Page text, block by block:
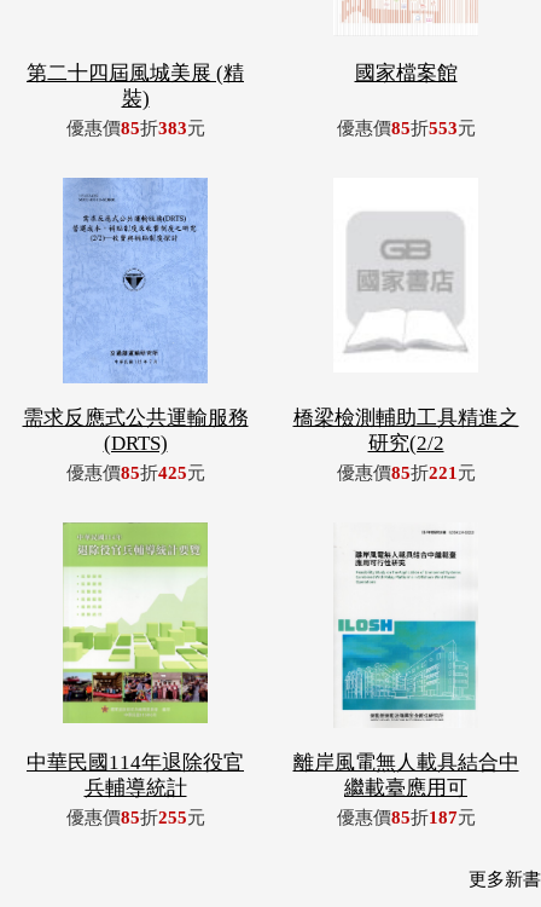
第二十四屆風城美展 (精
裝)
優惠價85折383元
國家檔案館
優惠價85折553元
需求反應式公共運輸服務
(DRTS)
優惠價85折425元
橋梁檢測輔助工具精進之
研究(2/2
優惠價85折221 元
中華民國114年退除役官
兵輔導統計
優惠價85折255元
離岸風電無人載具結合中
繼載臺應用可
優惠價85折187元
更多新書